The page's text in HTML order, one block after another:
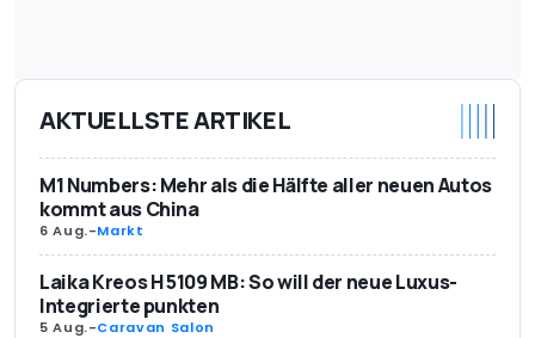
AKTUELLSTE ARTIKEL
M1 Numbers: Mehr als die Hälfte aller neuen Autos
kommt aus China
6 Aug.-Markt
Laika Kreos H 5109 MB: So will der neue Luxus-
Integrierte punkten
5 Aug.-Caravan Salon